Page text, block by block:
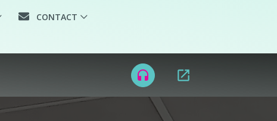
CONTACT
headset open_in_new